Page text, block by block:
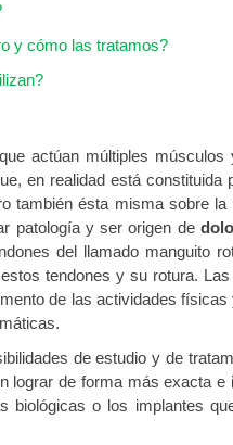
y cómo las tratamos?
actúan múltiples
en realidad está
también ésta misma sobre
patología y ser origen de
del llamado manguito
tendones y su rotura.
de las actividades
de estudio y de
lograr de forma más exacta e
biológicas o los implantes